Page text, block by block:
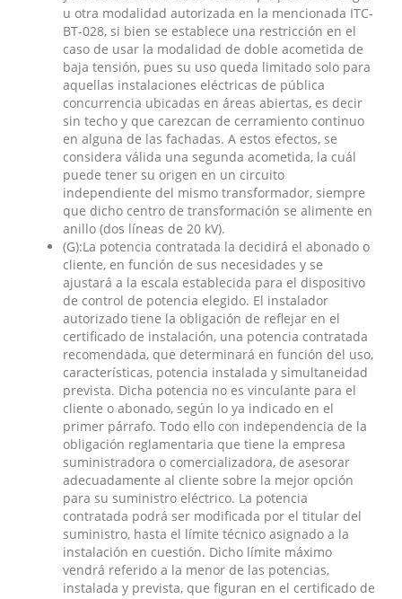
u otra modalidad autorizada en la mencionada ITC-
BT-028, si bien se establece una restricción en el
caso de usar la modalidad de doble acometida de
baja tensión, pues su uso queda limitado solo para
aquellas instalaciones eléctricas de pública
concurrencia ubicadas en áreas abiertas, es decir
sin techo y que carezcan de cerramiento continuo
en alguna de las fachadas. A estos efectos, se
considera válida una segunda acometida, la cuál
puede tener su origen en un circuito
independiente del mismo transformador, siempre
que dicho centro de transformación se alimente en
anillo (dos líneas de 20 kV).
(G):La potencia contratada la decidirá el abonado o
cliente, en función de sus necesidades y se
ajustará a la escala establecida para el dispositivo
de control de potencia elegido. El instalador
autorizado tiene la obligación de reflejar en el
certificado de instalación, una potencia contratada
recomendada, que determinará en función del uso,
características, potencia instalada y simultaneidad
prevista. Dicha potencia no es vinculante para el
cliente o abonado, según lo ya indicado en el
primer párrafo. Todo ello con independencia de la
obligación reglamentaria que tiene la empresa
suministradora o comercializadora, de asesorar
adecuadamente al cliente sobre la mejor opción
para su suministro eléctrico. La potencia
contratada podrá ser modificada por el titular del
suministro, hasta el límite técnico asignado a la
instalación en cuestión. Dicho límite máximo
vendrá referido a la menor de las potencias,
instalada y prevista, que figuran en el certificado de